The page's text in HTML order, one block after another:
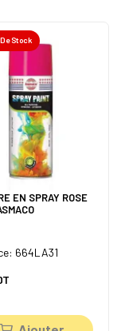
Stock
EN SPRAY ROSE
664LA31